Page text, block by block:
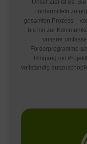
Unser Ziel ist es,
Fördermitteln zu
gesamten Prozess –
bis hin zur
unserer
Förderprogramme
Umgang mit
vollständig